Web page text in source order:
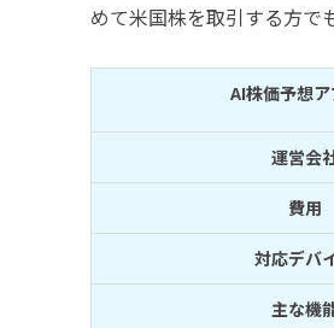
めて米国株を取引する方で
AI株価予想
運営会
費用
対応デバ
主な機